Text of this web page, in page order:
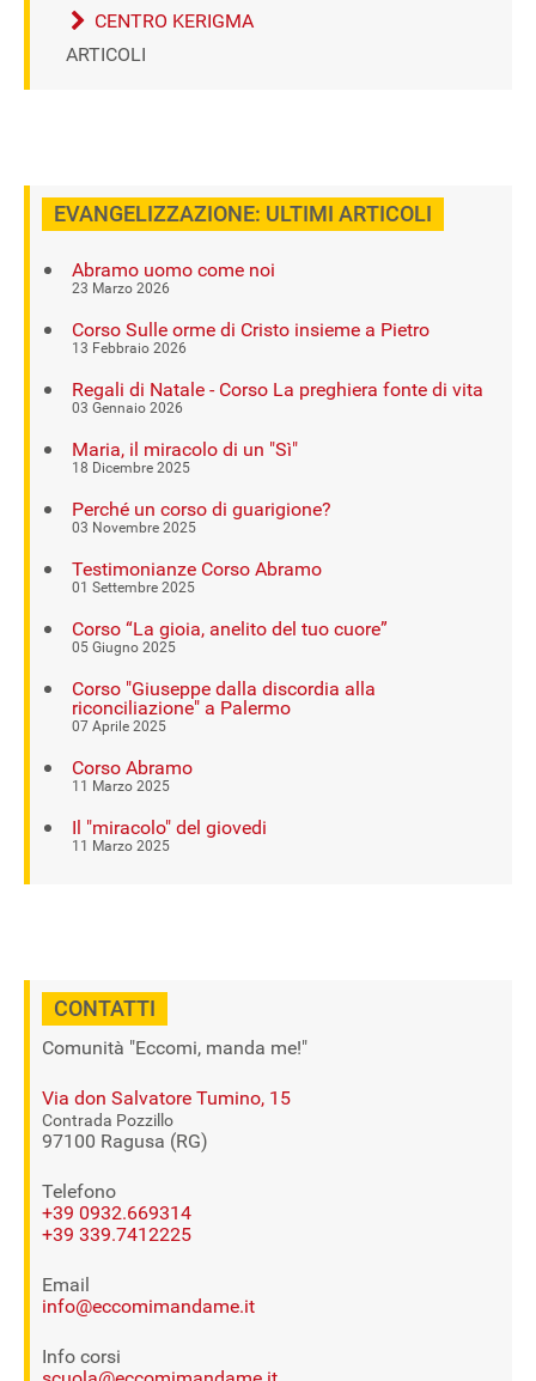
CENTRO KERIGMA
ARTICOLI
EVANGELIZZAZIONE: ULTIMI ARTICOLI
Abramo uomo come noi
23 Marzo 2026
Corso Sulle orme di Cristo insieme a Pietro
13 Febbraio 2026
Regali di Natale - Corso La preghiera fonte di vita
03 Gennaio 2026
Maria, il miracolo di un "Sì"
18 Dicembre 2025
Perché un corso di guarigione?
03 Novembre 2025
Testimonianze Corso Abramo
01 Settembre 2025
Corso “La gioia, anelito del tuo cuore”
05 Giugno 2025
Corso "Giuseppe dalla discordia alla
riconciliazione" a Palermo
07 Aprile 2025
Corso Abramo
11 Marzo 2025
Il "miracolo" del giovedi
11 Marzo 2025
CONTATTI
Comunità "Eccomi, manda me!"
Via don Salvatore Tumino, 15
Contrada Pozzillo
97100 Ragusa (RG)
Telefono
+39 0932.669314
+39 339.7412225
Email
info@eccomimandame.it
Info corsi